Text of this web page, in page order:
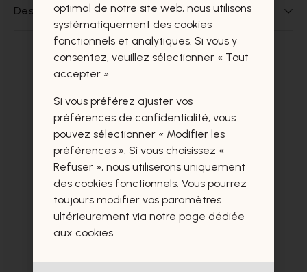
Des questions sur ce produit?
Ces produits vous intéresseront
certainement aussi.
optimal de notre site web, nous utilisons
systématiquement des cookies
fonctionnels et analytiques. Si vous y
consentez, veuillez sélectionner « Tout
accepter ».
Si vous préférez ajuster vos
préférences de confidentialité, vous
pouvez sélectionner « Modifier les
préférences ». Si vous choisissez «
Refuser », nous utiliserons uniquement
des cookies fonctionnels. Vous pourrez
toujours modifier vos paramètres
ultérieurement via notre page dédiée
aux cookies.